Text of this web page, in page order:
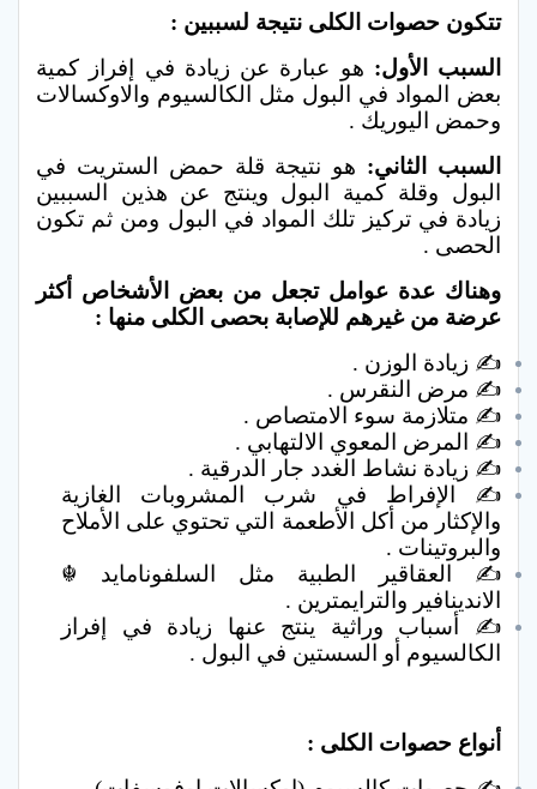
تتكون حصوات الكلى نتيجة لسببين :
السبب الأول: هو عبارة عن زيادة في إفراز كمية
بعض المواد في البول مثل الكالسيوم والاوكسالات
وحمض اليوريك .
السبب الثاني: هو نتيجة قلة حمض الستريت في
البول وقلة كمية البول وينتج عن هذين السببين
زيادة في تركيز تلك المواد في البول ومن ثم تكون
الحصى .
وهناك عدة عوامل تجعل من بعض الأشخاص أكثر
عرضة من غيرهم للإصابة بحصى الكلى منها :
✍ زيادة الوزن .
✍ مرض النقرس .
✍ متلازمة سوء الامتصاص .
✍ المرض المعوي الالتهابي .
✍ زيادة نشاط الغدد جار الدرقية .
✍ الإفراط في شرب المشروبات الغازية
والإكثار من أكل الأطعمة التي تحتوي على الأملاح
والبروتينات .
✍ العقاقير الطبية مثل السلفونامايد ☬
الاندينافير والترايمترين .
✍ أسباب وراثية ينتج عنها زيادة في إفراز
الكالسيوم أو السستين في البول .
أنواع حصوات الكلى :